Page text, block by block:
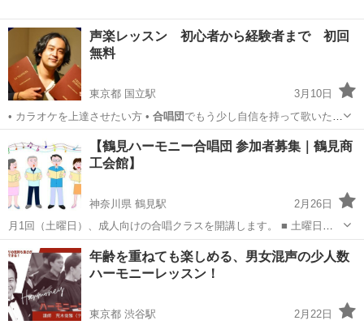
声楽レッスン 初心者から経験者まで 初回
無料
東京都 国立駅
3月10日
• カラオケを上達させたい方 • 合唱団でもう少し自信を持って歌いたい
方 •…
国立駅 ボーカル オペラ
【鶴見ハーモニー合唱団 参加者募集｜鶴見商
工会館】
神奈川県 鶴見駅
2月26日
月1回（土曜日）、成人向けの合唱クラスを開講します。 ■ 土曜日
（月1回） ■ 10:00〜11:00 ■ 対象：成人（年齢不問） ■ 会場：鶴見商
工会館 ■ 内容：童謡・唱歌・懐かしの歌謡曲を中心としたやさし...
神奈川 横浜市 鶴見駅 その他 合唱団
年齢を重ねても楽しめる、男女混声の少人数
ハーモニーレッスン！
東京都 渋谷駅
2月22日